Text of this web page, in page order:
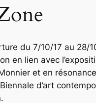
du 7/10/17 au 28/
en lien avec
et en résonance
d’art